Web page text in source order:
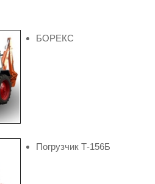
БОРЕКС
Погрузчик Т-156Б